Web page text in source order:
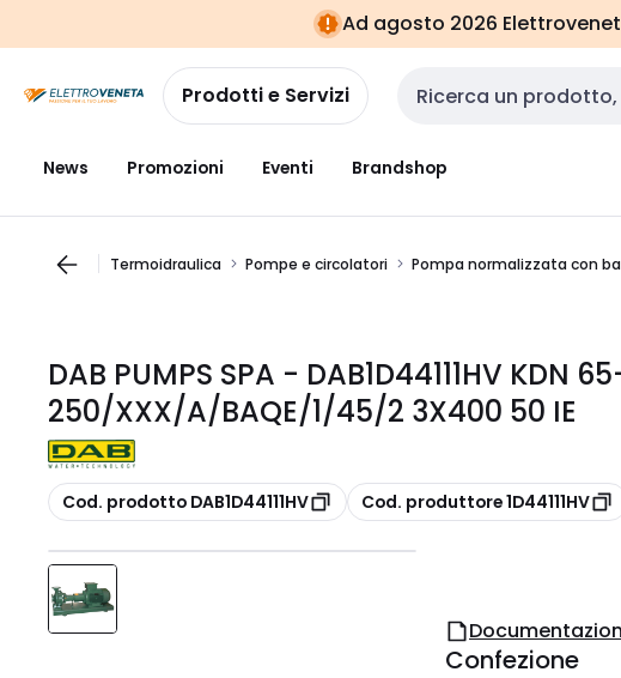
navigazionealla
pagina
Ad agosto 2026
Prodotti e Servizi Cerca input
News Promozioni Eventi Brandshop
Termoidraulica Pompe e circolatori Pompa normalizzata con
DAB PUMPS SPA - DAB1D44111HV KDN
250/XXX/A/BAQE/1/45/2 3X400 50 IE
copia
Cod. prodotto DAB1D44111HV copia
Cod. produttore 1D44111HV
Confezione